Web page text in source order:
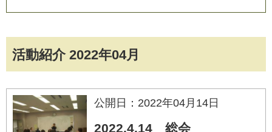
活動紹介 2022年04月
公開日：2022年04月14日
2022.4.14 総会